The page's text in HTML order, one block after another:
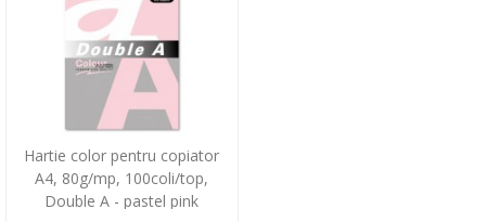
Hartie color pentru copiator
A4, 80g/mp, 100coli/top,
Double A - pastel pink